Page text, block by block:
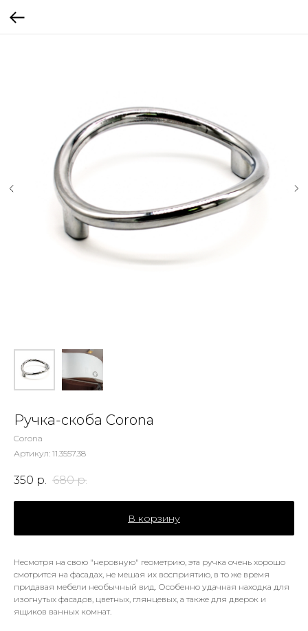
Ручка-скоба Corona
Corona
Артикул: 11.3557.38
350 р. 680 р.
В корзину
Несмотря на свою "неровную" геометрию, эта ручка очень хорошо
смотрится на фасадах, не мешая их восприятию, в то же время
придавая мебели необычный вид. Особенно удачная находка для
изогнутых фасадов, цветных, глянцевых, а также для дверок и
ящиков ванных комнат.